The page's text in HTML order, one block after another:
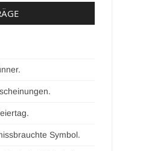
Symbol.